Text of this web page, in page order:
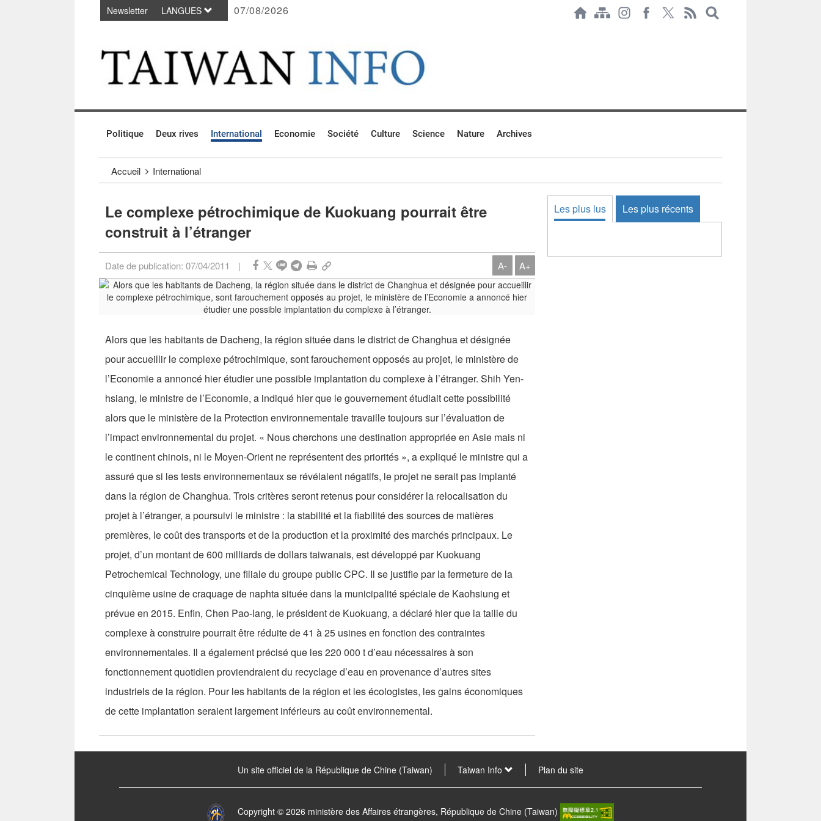
Passer au contenu principal
Newsletter LANGUES 07/08/2026
Politique Deux rives International Economie Société Culture Science Nature Archives
Accueil International
Le complexe pétrochimique de Kuokuang pourrait être
construit à l’étranger
Date de publication: 07/04/2011 | A- A+
Alors que les habitants de Dacheng, la région située dans le district de Changhua et désignée
pour accueillir le complexe pétrochimique, sont farouchement opposés au projet, le ministère de
l’Economie a annoncé hier étudier une possible implantation du complexe à l’étranger. Shih Yen-
hsiang, le ministre de l’Economie, a indiqué hier que le gouvernement étudiait cette possibilité
alors que le ministère de la Protection environnementale travaille toujours sur l’évaluation de
l’impact environnemental du projet. « Nous cherchons une destination appropriée en Asie mais ni
le continent chinois, ni le Moyen-Orient ne représentent des priorités », a expliqué le ministre qui a
assuré que si les tests environnementaux se révélaient négatifs, le projet ne serait pas implanté
dans la région de Changhua. Trois critères seront retenus pour considérer la relocalisation du
projet à l’étranger, a poursuivi le ministre : la stabilité et la fiabilité des sources de matières
premières, le coût des transports et de la production et la proximité des marchés principaux. Le
projet, d’un montant de 600 milliards de dollars taiwanais, est développé par Kuokuang
Petrochemical Technology, une filiale du groupe public CPC. Il se justifie par la fermeture de la
cinquième usine de craquage de naphta située dans la municipalité spéciale de Kaohsiung et
prévue en 2015. Enfin, Chen Pao-lang, le président de Kuokuang, a déclaré hier que la taille du
complexe à construire pourrait être réduite de 41 à 25 usines en fonction des contraintes
environnementales. Il a également précisé que les 220 000 t d’eau nécessaires à son
fonctionnement quotidien proviendraient du recyclage d’eau en provenance d’autres sites
industriels de la région. Pour les habitants de la région et les écologistes, les gains économiques
de cette implantation seraient largement inférieurs au coût environnemental.
Les plus lus Les plus récents
Un site officiel de la République de Chine (Taiwan) Taiwan Info Plan du site
Copyright © 2026 ministère des Affaires étrangères, République de Chine (Taiwan)